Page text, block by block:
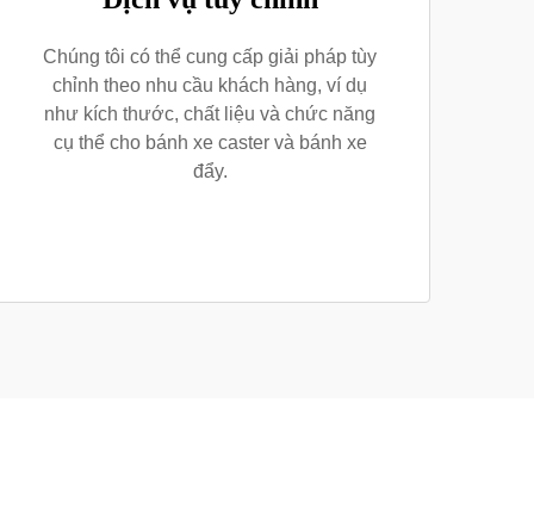
Chúng tôi có thể cung cấp giải pháp tùy
chỉnh theo nhu cầu khách hàng, ví dụ
như kích thước, chất liệu và chức năng
cụ thể cho bánh xe caster và bánh xe
đẩy.